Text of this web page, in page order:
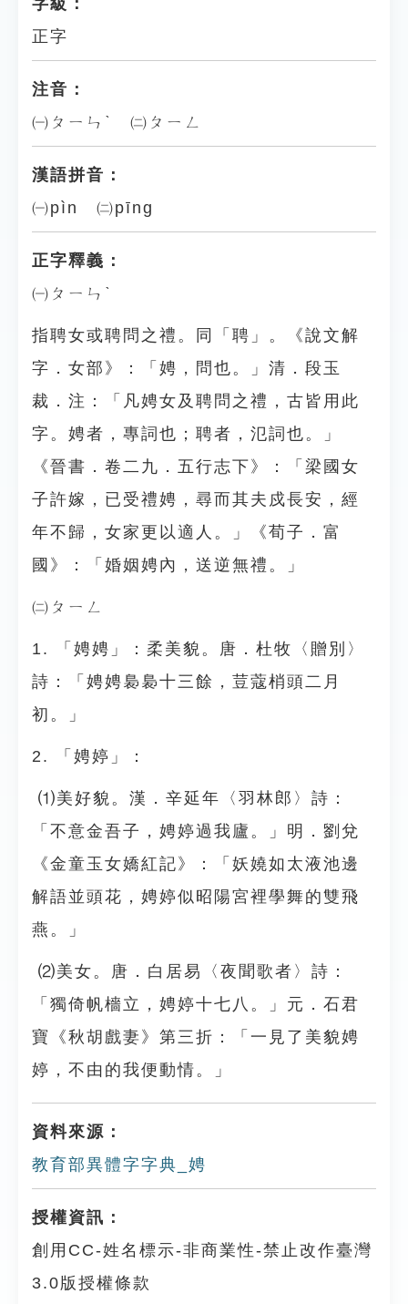
字級：
正字
注音：
㈠ㄆㄧㄣˋ ㈡ㄆㄧㄥ
漢語拼音：
㈠pìn ㈡pīng
正字釋義：
㈠ㄆㄧㄣˋ
指聘女或聘問之禮。同「聘」。《說文解
字．女部》：「娉，問也。」清．段玉
裁．注：「凡娉女及聘問之禮，古皆用此
字。娉者，專詞也；聘者，氾詞也。」
《晉書．卷二九．五行志下》：「梁國女
子許嫁，已受禮娉，尋而其夫戍長安，經
年不歸，女家更以適人。」《荀子．富
國》：「婚姻娉內，送逆無禮。」
㈡ㄆㄧㄥ
1. 「娉娉」：柔美貌。唐．杜牧〈贈別〉
詩：「娉娉裊裊十三餘，荳蔻梢頭二月
初。」
2. 「娉婷」：
⑴美好貌。漢．辛延年〈羽林郎〉詩：
「不意金吾子，娉婷過我廬。」明．劉兌
《金童玉女嬌紅記》：「妖嬈如太液池邊
解語並頭花，娉婷似昭陽宮裡學舞的雙飛
燕。」
⑵美女。唐．白居易〈夜聞歌者〉詩：
「獨倚帆檣立，娉婷十七八。」元．石君
寶《秋胡戲妻》第三折：「一見了美貌娉
婷，不由的我便動情。」
資料來源：
教育部異體字字典_娉
授權資訊：
創用CC-姓名標示-非商業性-禁止改作臺灣
3.0版授權條款